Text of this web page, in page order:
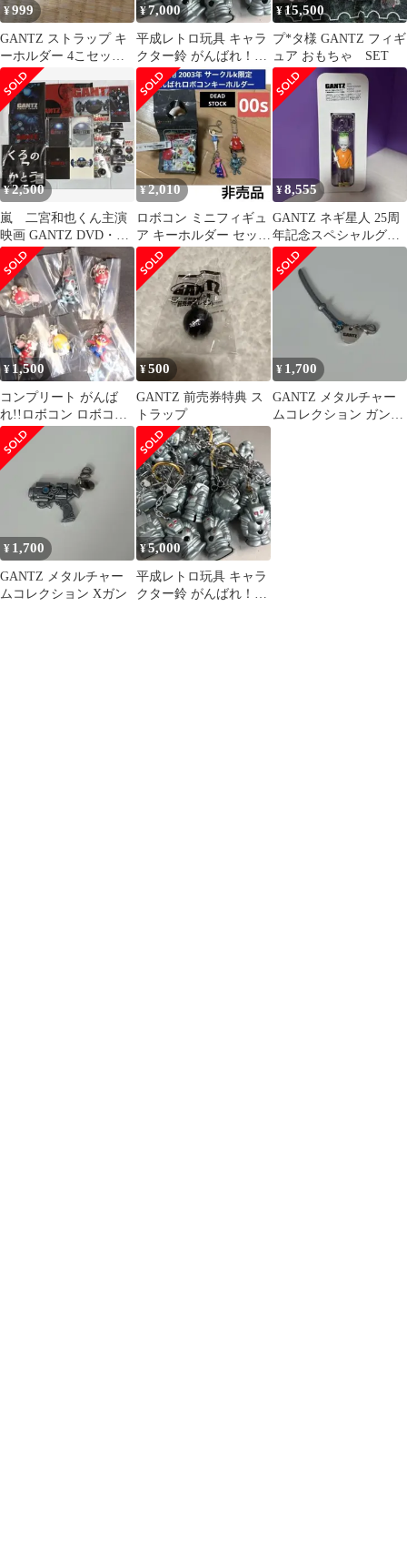
¥999
GANTZ ストラップ キ
ーホルダー 4こセット
ガンツ
¥7,000
平成レトロ玩具 キャラ
クター鈴 がんばれ！ロ
ボコン ガンツ先生 33点
¥15,500
プ*タ様 GANTZ フィギ
ュア おもちゃ SET
¥2,500
嵐 二宮和也くん主演
映画 GANTZ DVD・グ
ッズセット
¥2,010
ロボコン ミニフィギュ
ア キーホルダー セット
サークルK 限定 非売品
当時物
¥8,555
GANTZ ネギ星人 25周
年記念スペシャルグッ
ズ フィギュア キー
ホルダー
¥1,500
コンプリート がんば
れ!!ロボコン ロボコン
スイング 全６種セット
N57
¥500
GANTZ 前売券特典 ス
トラップ
¥ 1,700
GANTZ メタルチャー
ムコレクション ガンツ
¥ 1,700
GANTZ メタルチャー
ムコレクション Xガン
¥5,000
平成レトロ玩具 キャラ
クター鈴 がんばれ！ロ